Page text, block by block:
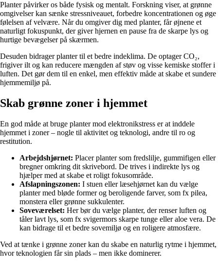
Planter påvirker os både fysisk og mentalt. Forskning viser, at grønne
omgivelser kan sænke stressniveauet, forbedre koncentrationen og øge
følelsen af velvære. Når du omgiver dig med planter, får øjnene et
naturligt fokuspunkt, der giver hjernen en pause fra de skarpe lys og
hurtige bevægelser på skærmen.
Desuden bidrager planter til et bedre indeklima. De optager CO₂,
frigiver ilt og kan reducere mængden af støv og visse kemiske stoffer i
luften. Det gør dem til en enkel, men effektiv måde at skabe et sundere
hjemmemiljø på.
Skab grønne zoner i hjemmet
En god måde at bruge planter mod elektronikstress er at inddele
hjemmet i zoner – nogle til aktivitet og teknologi, andre til ro og
restitution.
Arbejdshjørnet: Placer planter som fredslilje, gummifigen eller
bregner omkring dit skrivebord. De trives i indirekte lys og
hjælper med at skabe et roligt fokusområde.
Afslapningszonen: I stuen eller læsehjørnet kan du vælge
planter med bløde former og beroligende farver, som fx pilea,
monstera eller grønne sukkulenter.
Soveværelset: Her bør du vælge planter, der renser luften og
tåler lavt lys, som fx svigermors skarpe tunge eller aloe vera. De
kan bidrage til et bedre sovemiljø og en roligere atmosfære.
Ved at tænke i grønne zoner kan du skabe en naturlig rytme i hjemmet,
hvor teknologien får sin plads – men ikke dominerer.